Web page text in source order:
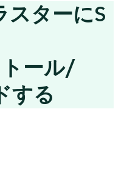
スターにS
ール/
する